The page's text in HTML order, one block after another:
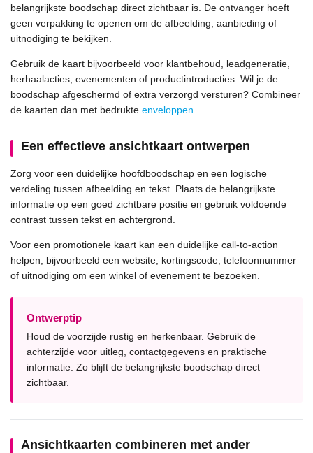
belangrijkste boodschap direct zichtbaar is. De ontvanger hoeft
geen verpakking te openen om de afbeelding, aanbieding of
uitnodiging te bekijken.
Gebruik de kaart bijvoorbeeld voor klantbehoud, leadgeneratie,
herhaalacties, evenementen of productintroducties. Wil je de
boodschap afgeschermd of extra verzorgd versturen? Combineer
de kaarten dan met bedrukte enveloppen.
Een effectieve ansichtkaart ontwerpen
Zorg voor een duidelijke hoofdboodschap en een logische
verdeling tussen afbeelding en tekst. Plaats de belangrijkste
informatie op een goed zichtbare positie en gebruik voldoende
contrast tussen tekst en achtergrond.
Voor een promotionele kaart kan een duidelijke call-to-action
helpen, bijvoorbeeld een website, kortingscode, telefoonnummer
of uitnodiging om een winkel of evenement te bezoeken.
Ontwerptip
Houd de voorzijde rustig en herkenbaar. Gebruik de
achterzijde voor uitleg, contactgegevens en praktische
informatie. Zo blijft de belangrijkste boodschap direct
zichtbaar.
Ansichtkaarten combineren met ander